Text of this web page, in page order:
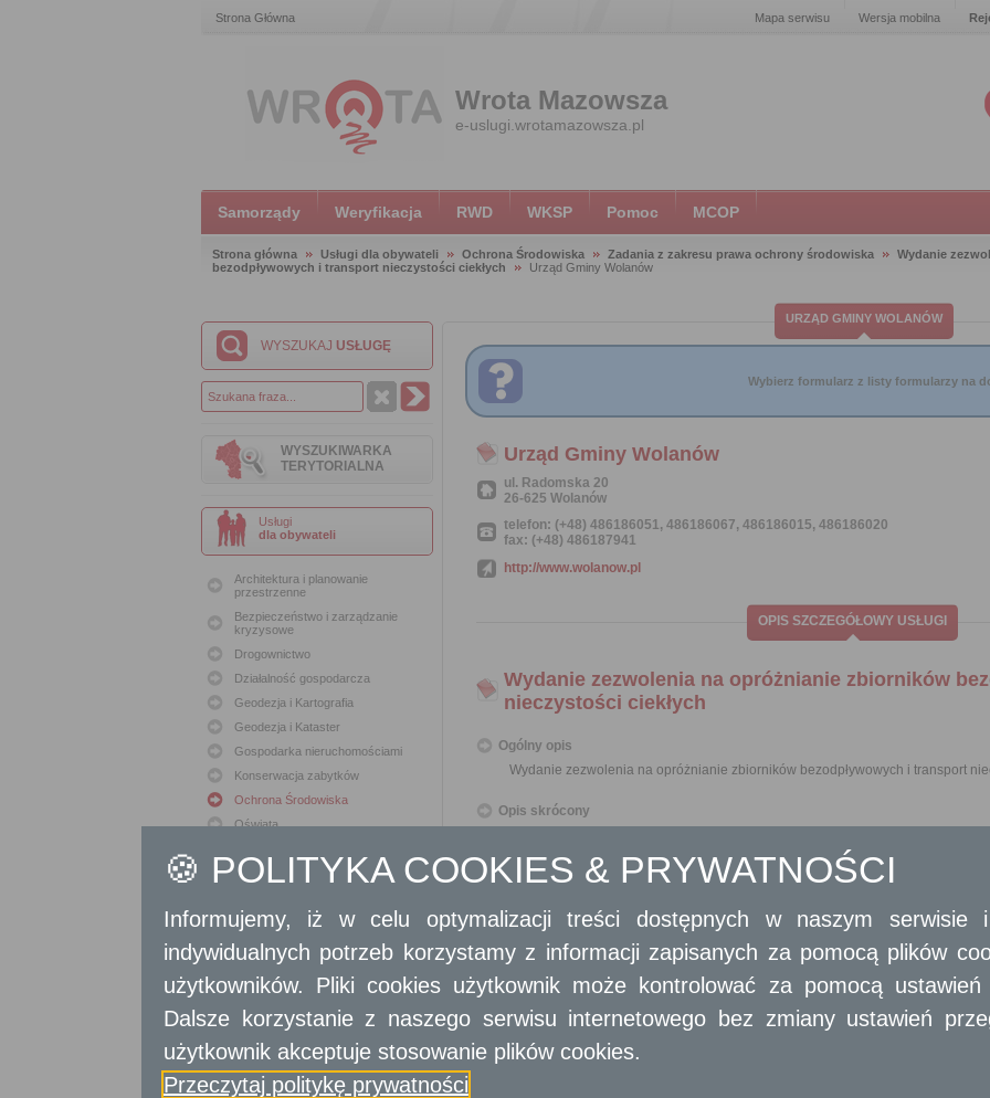
Strona Główna Mapa serwisu Wersja mobilna
Wrota Mazowsza
e-uslugi.wrotamazowsza.pl
Samorządy Weryfikacja RWD WKSP Pomoc MCOP
Strona główna Usługi dla obywateli Ochrona Środowiska Zadania z zakresu prawa ochrony środowiska
Wydanie
bezodpływowych i transport nieczystości ciekłych
Urząd Gminy Wolanów
WYSZUKAJ USŁUGĘ
WYSZUKIWARKA
TERYTORIALNA
Usługi
dla obywateli
Architektura i planowanie
przestrzenne
Bezpieczeństwo i zarządzanie
kryzysowe
Drogownictwo
Działalność gospodarcza
Geodezja i Kartografia
Geodezja i Kataster
Gospodarka nieruchomościami
Konserwacja zabytków
Ochrona Środowiska
Oświata
Polityka lokalowa
Skargi i wnioski
Sport i Rekreacja
Sprawy komunikacyjne
Sprawy obywatelskie
Udostępnianie informacji publicznej
Urząd Stanu Cywilnego
URZĄD GMINY WOLANÓW
Wybierz formularz z listy formularzy na
Urząd Gminy Wolanów
ul. Radomska 20
26-625 Wolanów
telefon: (+48) 486186051, 486186067, 486186015, 486186020
fax: (+48) 486187941
http://www.wolanow.pl
OPIS SZCZEGÓŁOWY USŁUGI
Wydanie zezwolenia na opróżnianie zbiorników
nieczystości ciekłych
Ogólny opis
Wydanie zezwolenia na opróżnianie zbiorników bezodpływowych i transport
Opis skrócony
nieczystości ciekłych wymagane jest uzyskanie zezwolenia.
Rada gminy określa, w drodze uchwały stanowiącej akt prawa
nieczystości ciekłych, uwzględniając opis wyposażenia technicznego
Zezwolenia udziela, w drodze decyzji, wójt, burmistrz lub prezydent miasta
usług.
Do wydawania zezwoleń nie stosuje się przepisu art. 11 ust. 9 ustawy z
gospodarczej (Dz.U. z 2016 r. poz. 1829, 1948, 1997 i 2255 oraz z 2017 r.
Wypełniony wniosek o udzielenie zezwolenia, który powinien zawierać:
🍪 POLITYKA COOKIES & PRYWATNOŚCI
Informujemy, iż w celu optymalizacji treści dostępnych w naszym serwisie
indywidualnych potrzeb korzystamy z informacji zapisanych za pomocą plików
użytkowników. Pliki cookies użytkownik może kontrolować za pomocą
Dalsze korzystanie z naszego serwisu internetowego bez zmiany ustawień
użytkownik akceptuje stosowanie plików cookies.
Przeczytaj politykę prywatności